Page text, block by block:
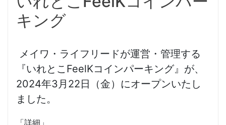
キング
メイワ・ライフリードが運営・管理する
『いれとこFeelKコインパーキング』が、
2024年3月22日（金）にオープンいたし
ました。
「詳細」